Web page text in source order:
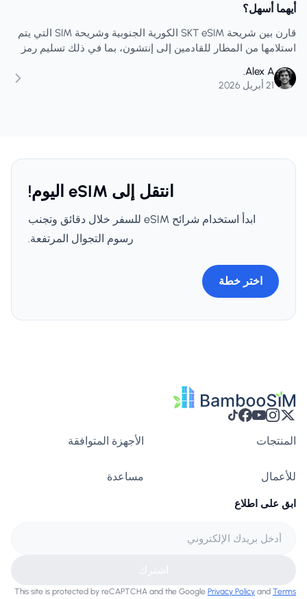
أيهما أسهل؟
قارن بين شريحة SKT eSIM الكورية الجنوبية وشريحة SIM التي يتم
استلامها من المطار للقادمين إلى إنتشون، بما في ذلك تسليم رمز
وخدمة T-Money.
Alex A.
21 أبريل 2026
انتقل إلى eSIM اليوم!
ابدأ استخدام شرائح eSIM للسفر خلال دقائق وتجنب
رسوم التجوال المرتفعة.
اختر خطة
المنتجات الأجهزة المتوافقة
للأعمال مساعدة
ابق على اطلاع
This site is protected by reCAPTCHA and the Google Privacy Policy and Terms